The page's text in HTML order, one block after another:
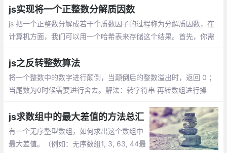
串仅包括a-z的字母
js实现将一个正整数分解质因数
js 把一个正整数分解成若干个质数因子的过程称为分解质因数，在
计算机方面，我们可以用一个哈希表来存储这个结果。首先，你需
js之反转整数算法
将一个整数中的数字进行颠倒，当颠倒后的整数溢出时，返回 0 ；
当尾数为0时候需要进行舍去。解法：转字符串 再转数组进行操
js求数组中的最大差值的方法总汇
有一个无序整型数组，如何求出这个数组中
最大差值。（例如：无序数组1, 3, 63, 44最